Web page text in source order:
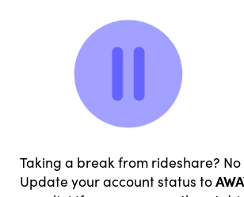
Taking a break from rideshare?
Update your account status to